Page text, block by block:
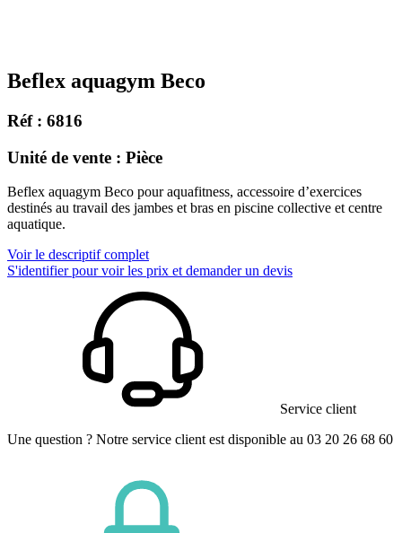
Beflex aquagym Beco
Réf : 6816
Unité de vente : Pièce
Beflex aquagym Beco pour aquafitness, accessoire d’exercices
destinés au travail des jambes et bras en piscine collective et centre
aquatique.
Voir le descriptif complet
S'identifier pour voir les prix et demander un devis
Service client
Une question ? Notre service client est disponible au 03 20 26 68 60